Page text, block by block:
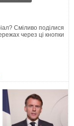
Сміливо поділися
через ці кнопки